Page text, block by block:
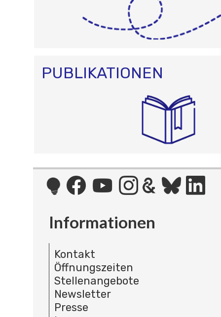
PUBLIKATIONEN
Informationen
Kontakt
Öffnungszeiten
Stellenangebote
Newsletter
Presse